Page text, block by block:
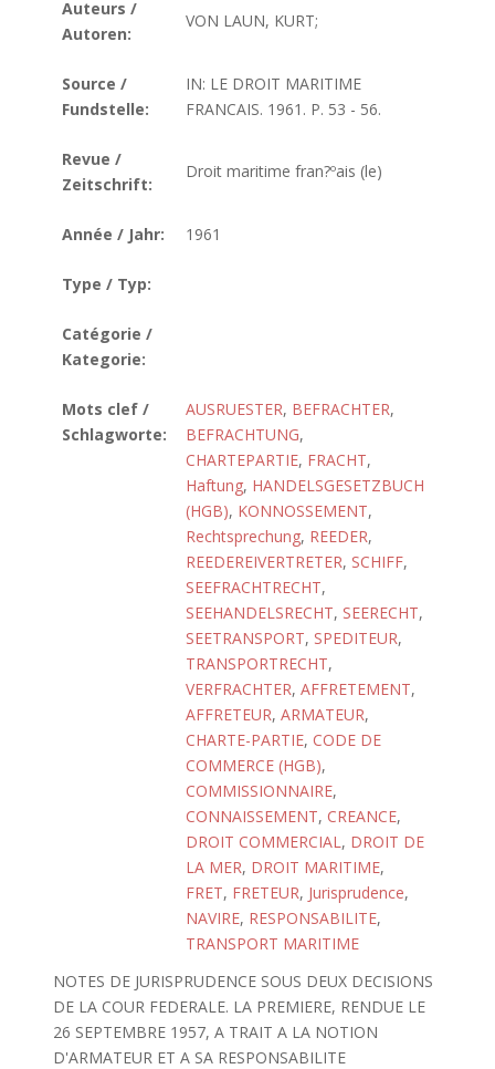
Auteurs /
Autoren:
VON LAUN, KURT;
Source /
Fundstelle:
IN: LE DROIT MARITIME
FRANCAIS. 1961. P. 53 - 56.
Revue /
Zeitschrift:
Droit maritime fran?ºais (le)
Année / Jahr: 1961
Type / Typ:
Catégorie /
Kategorie:
Mots clef /
Schlagworte:
AUSRUESTER, BEFRACHTER,
BEFRACHTUNG,
CHARTEPARTIE, FRACHT,
Haftung, HANDELSGESETZBUCH
(HGB), KONNOSSEMENT,
Rechtsprechung, REEDER,
REEDEREIVERTRETER, SCHIFF,
SEEFRACHTRECHT,
SEEHANDELSRECHT, SEERECHT,
SEETRANSPORT, SPEDITEUR,
TRANSPORTRECHT,
VERFRACHTER, AFFRETEMENT,
AFFRETEUR, ARMATEUR,
CHARTE-PARTIE, CODE DE
COMMERCE (HGB),
COMMISSIONNAIRE,
CONNAISSEMENT, CREANCE,
DROIT COMMERCIAL, DROIT DE
LA MER, DROIT MARITIME,
FRET, FRETEUR, Jurisprudence,
NAVIRE, RESPONSABILITE,
TRANSPORT MARITIME
NOTES DE JURISPRUDENCE SOUS DEUX DECISIONS
DE LA COUR FEDERALE. LA PREMIERE, RENDUE LE
26 SEPTEMBRE 1957, A TRAIT A LA NOTION
D'ARMATEUR ET A SA RESPONSABILITE